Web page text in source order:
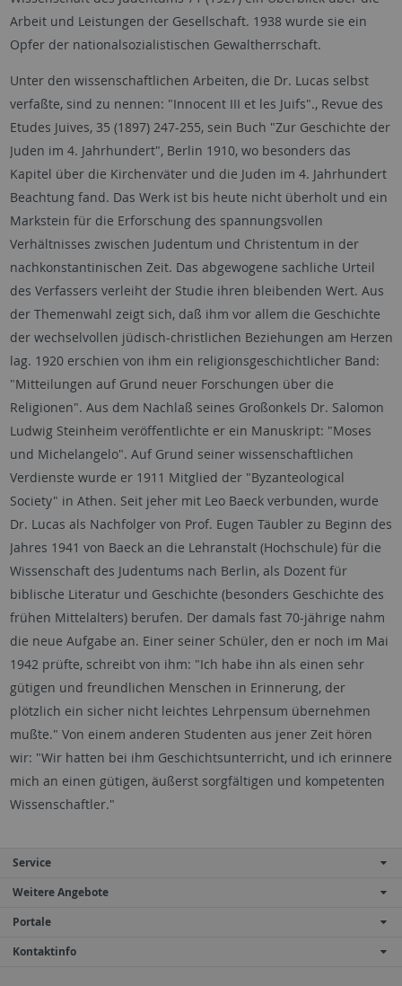
Arbeit und Leistungen der Gesellschaft. 1938 wurde sie ein
Opfer der nationalsozialistischen Gewaltherrschaft.
Unter den wissenschaftlichen Arbeiten, die Dr. Lucas selbst
verfaßte, sind zu nennen: "Innocent III et les Juifs"., Revue des
Etudes Juives, 35 (1897) 247-255, sein Buch "Zur Geschichte der
Juden im 4. Jahrhundert", Berlin 1910, wo besonders das
Kapitel über die Kirchenväter und die Juden im 4. Jahrhundert
Beachtung fand. Das Werk ist bis heute nicht überholt und ein
Markstein für die Erforschung des spannungsvollen
Verhältnisses zwischen Judentum und Christentum in der
nachkonstantinischen Zeit. Das abgewogene sachliche Urteil
des Verfassers verleiht der Studie ihren bleibenden Wert. Aus
der Themenwahl zeigt sich, daß ihm vor allem die Geschichte
der wechselvollen jüdisch-christlichen Beziehungen am Herzen
lag. 1920 erschien von ihm ein religionsgeschichtlicher Band:
"Mitteilungen auf Grund neuer Forschungen über die
Religionen". Aus dem Nachlaß seines Großonkels Dr. Salomon
Ludwig Steinheim veröffentlichte er ein Manuskript: "Moses
und Michelangelo". Auf Grund seiner wissenschaftlichen
Verdienste wurde er 1911 Mitglied der "Byzanteological
Society" in Athen. Seit jeher mit Leo Baeck verbunden, wurde
Dr. Lucas als Nachfolger von Prof. Eugen Täubler zu Beginn des
Jahres 1941 von Baeck an die Lehranstalt (Hochschule) für die
Wissenschaft des Judentums nach Berlin, als Dozent für
biblische Literatur und Geschichte (besonders Geschichte des
frühen Mittelalters) berufen. Der damals fast 70-jährige nahm
die neue Aufgabe an. Einer seiner Schüler, den er noch im Mai
1942 prüfte, schreibt von ihm: "Ich habe ihn als einen sehr
gütigen und freundlichen Menschen in Erinnerung, der
plötzlich ein sicher nicht leichtes Lehrpensum übernehmen
mußte." Von einem anderen Studenten aus jener Zeit hören
wir: "Wir hatten bei ihm Geschichtsunterricht, und ich erinnere
mich an einen gütigen, äußerst sorgfältigen und kompetenten
Wissenschaftler."
Service
Weitere Angebote
Portale
Kontaktinfo